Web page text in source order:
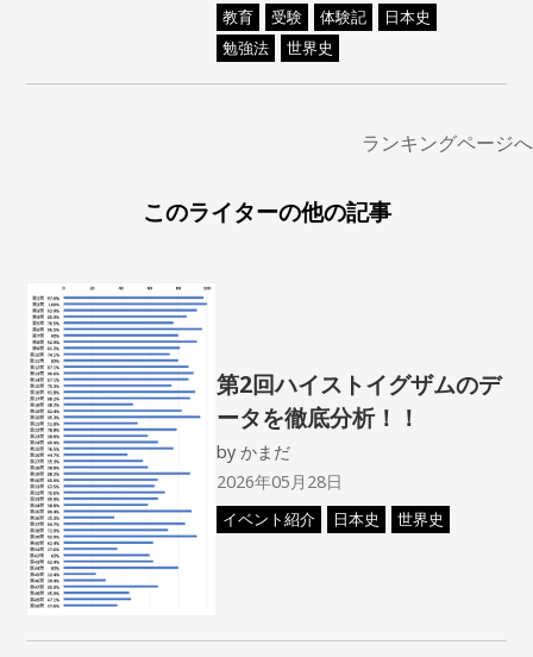
教育 受験 体験記
日本史
勉強法
世界史
ランキングページへ
このライターの他の記事
第2回ハイストイグザムのデ
ータを徹底分析！！
byかまだ
2026年05月28日
イベント紹介 日本史 世界史